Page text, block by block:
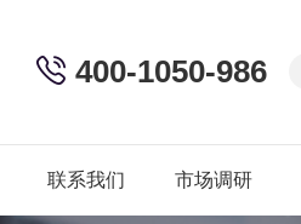
400-1050-986
联系我们 市场调研